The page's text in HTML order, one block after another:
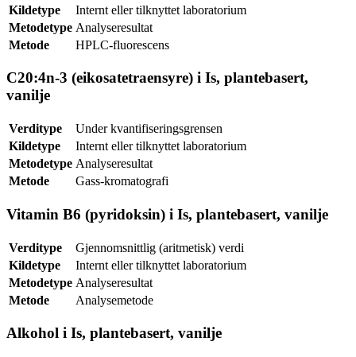
Kildetype
Internt eller tilknyttet laboratorium
Metodetype Analyseresultat
Metode
HPLC-fluorescens
C20:4n-3 (eikosatetraensyre) i Is, plantebasert,
vanilje
Verditype
Under kvantifiseringsgrensen
Kildetype
Internt eller tilknyttet laboratorium
Metodetype Analyseresultat
Metode
Gass-kromatografi
Vitamin B6 (pyridoksin) i Is, plantebasert, vanilje
Verditype
Gjennomsnittlig (aritmetisk) verdi
Kildetype
Internt eller tilknyttet laboratorium
Metodetype Analyseresultat
Metode
Analysemetode
Alkohol i Is, plantebasert, vanilje